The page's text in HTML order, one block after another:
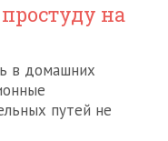
на
в домашних
путей не